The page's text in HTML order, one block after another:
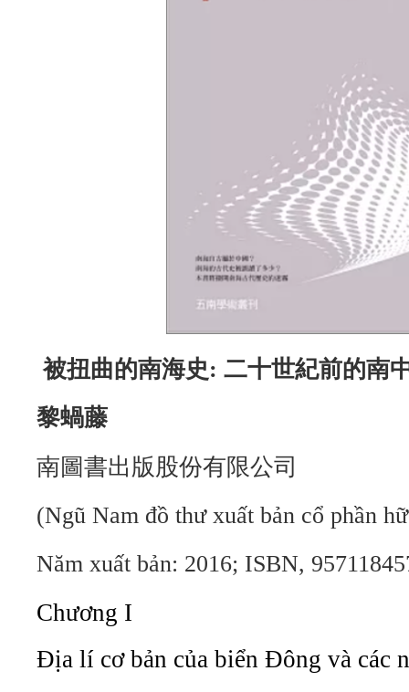
被扭曲的南海史: 二十世紀前的南
黎蝸藤
南圖書出版股份有限公司
(Ngũ Nam đồ thư xuất bản cổ phần
Năm xuất bản: 2016; ISBN,
Chương I
Địa lí cơ bản của biển Đông và các